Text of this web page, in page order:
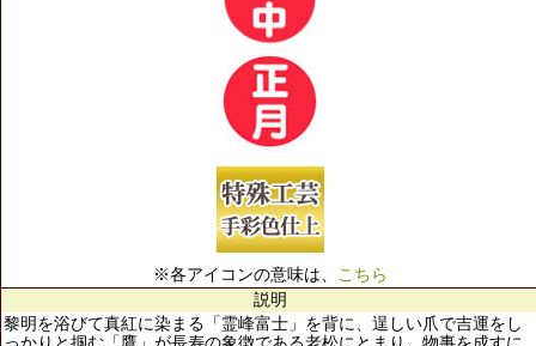
※各アイコンの意味は、 こちら
説明
黎明を浴びて真紅に染まる「霊峰富士」を背に、逞しい爪で吉運をし